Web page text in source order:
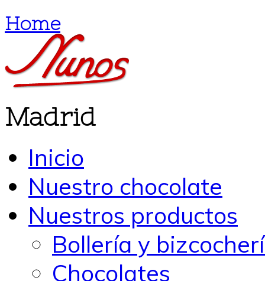
Home
Madrid
Inicio
Nuestro chocolate
Nuestros productos
Bollería y
Chocolates